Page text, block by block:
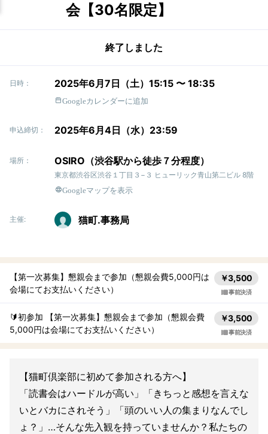
会【30名限定】
終了しました
日時： 2025年6月7日（土）15:15 〜 18:35
Googleカレンダーに追加
申込締切： 2025年6月4日（水）23:59
場所： OSIRO（渋谷駅から徒歩７分程度）
東京都渋谷区渋谷１丁目３−３ ヒューリック青山第二ビル 8階
Googleマップを表示
主催: 猫町.事務局
【第一次募集】懇親会まで参加（懇親会費5,000円は
会場にてお支払いください）
￥3,500
事前決済
🔰初参加 【第一次募集】懇親会まで参加（懇親会費
5,000円は会場にてお支払いください）
￥3,500
事前決済
【猫町倶楽部に初めて参加される方へ】
「読書会はハードルが高い」「きちっと感想を言えな
いとバカにされそう」「頭のいい人の集まりなんでし
ょ？」…そんな先入観を持っていませんか？私たちの